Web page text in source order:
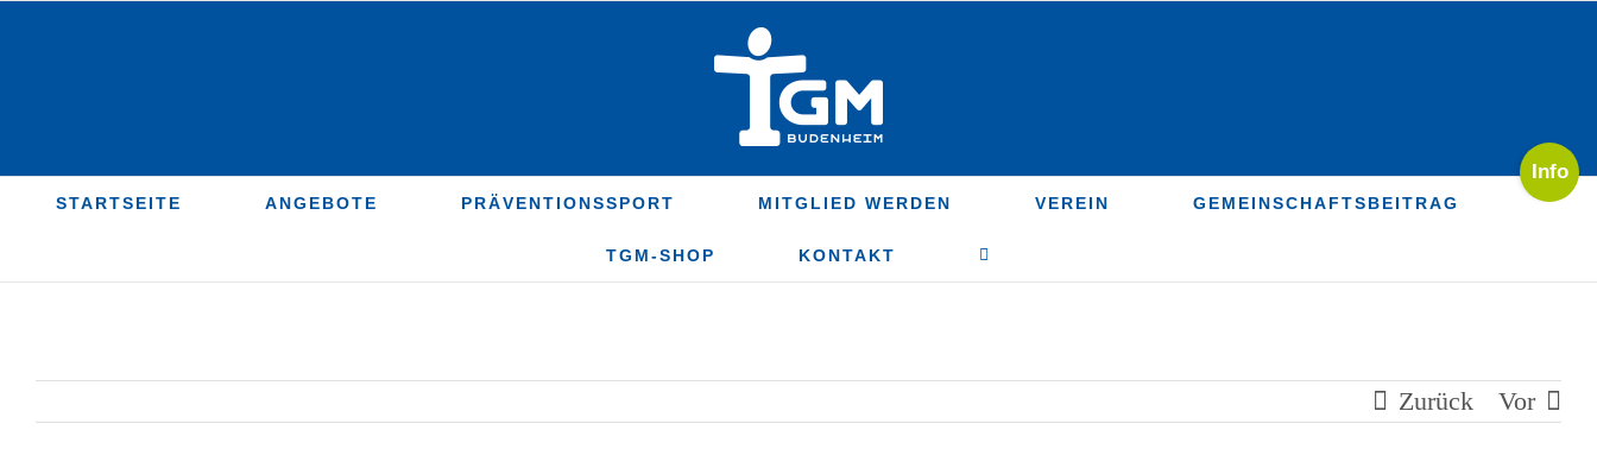
STARTSEITE ANGEBOTE PRÄVENTIONSSPORT MITGLIED WERDEN VEREIN GEMEINSCHAFTSBEITRAG
TGM-SHOP KONTAKT
Zurück Vor
Toggle
Sliding
Area